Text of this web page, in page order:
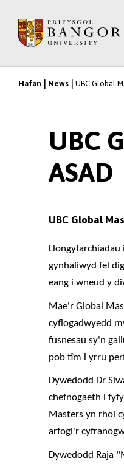
Hafan News UBC Global
UBC
ASAD
UBC Global
gynhaliwyd fel
eang i wneud y
Mae'r Global
cyflogadwyedd
fusnesau sy'n
pob tîm i yrru
Dywedodd Dr
chefnogaeth i
Masters yn rhoi
arfogi'r
Dywedodd Raja